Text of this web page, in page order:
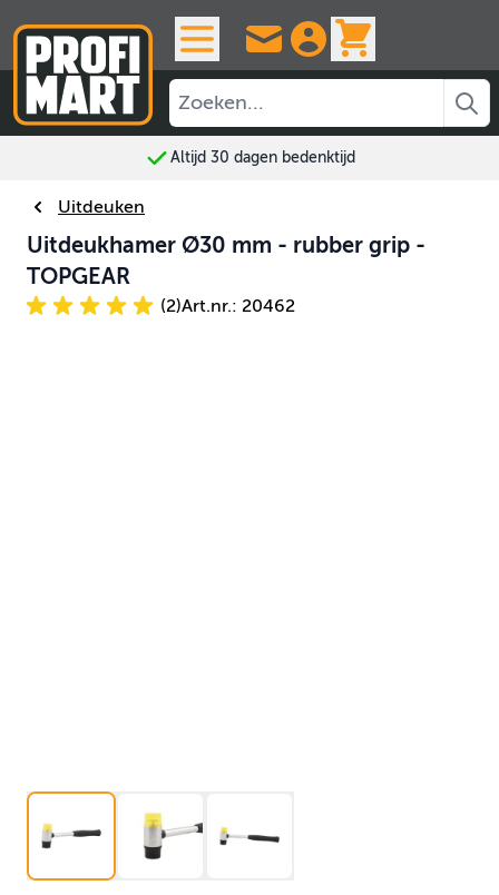
Altijd 30 dagen bedenktijd
Uitdeuken
Uitdeukhamer Ø30 mm - rubber grip -
TOPGEAR
(2)Art.nr.: 20462